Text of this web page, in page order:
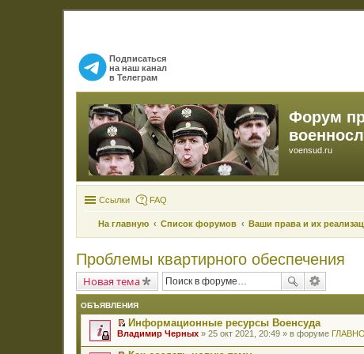
Подписаться
на наш канал
в Телеграм
Форум
voensud.ru
Ссылки FAQ
На главную Список форумов Ваши права и их
Проблемы квартирного обеспечения
Новая тема
ОБЪЯВЛЕНИЯ
П
р
Информационные ресурсы Военсуда
Владимир Черных » 25 окт 2021, 20:49 » в форуме